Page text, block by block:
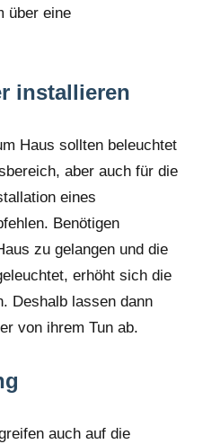
über eine
installieren
Haus sollten beleuchtet
aber auch für die
eines
Benötigen
zu gelangen und die
erhöht sich die
Deshalb lassen dann
von ihrem Tun ab.
auch auf die